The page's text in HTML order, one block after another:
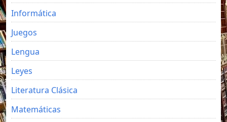
Informática
Juegos
Lengua
Leyes
Literatura Clásica
Matemáticas